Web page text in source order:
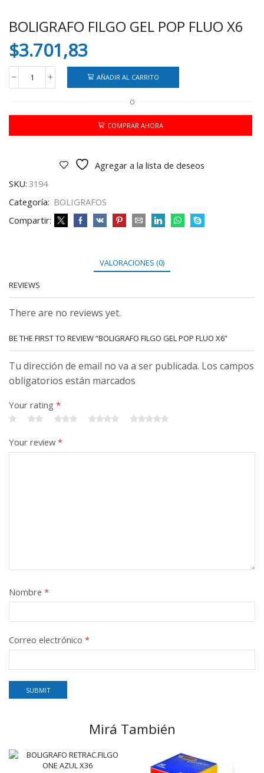
BOLIGRAFO FILGO GEL POP FLUO X6
$3.701,83
BOLIGRAFO
FILGO
POP
X6
AÑADIR AL CARRITO
O
COMPRAR AHORA
Agregar a la lista de deseos
SKU: 3194
Categoría: BOLIGRAFOS
Compartir:
VALORACIONES (0)
REVIEWS
There are no reviews yet.
BE THE FIRST TO REVIEW “BOLIGRAFO FILGO GEL POP FLUO X6”
Tu dirección de email no va a ser publicada. Los campos
obligatorios están marcados
Your rating *
Your review*
Nombre *
Correo electrónico *
Mirá También